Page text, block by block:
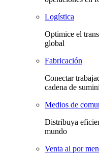
Logística
Optimice el
global
Fabricación
Conectar
cadena de
Medios de
Distribuya
mundo
Venta al por